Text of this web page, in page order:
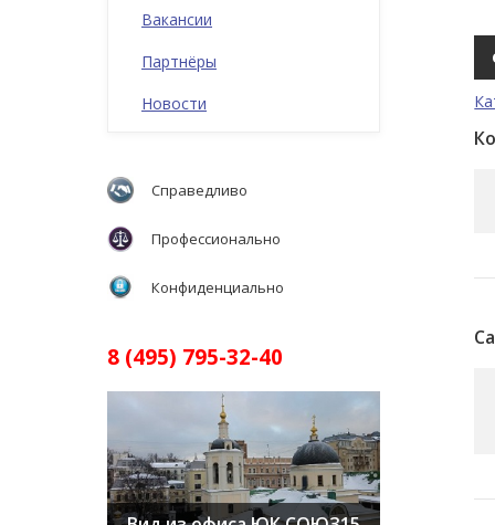
Вакансии
Партнёры
Новости
Справедливо
Профессионально
Конфиденциально
8 (495) 795-32-40